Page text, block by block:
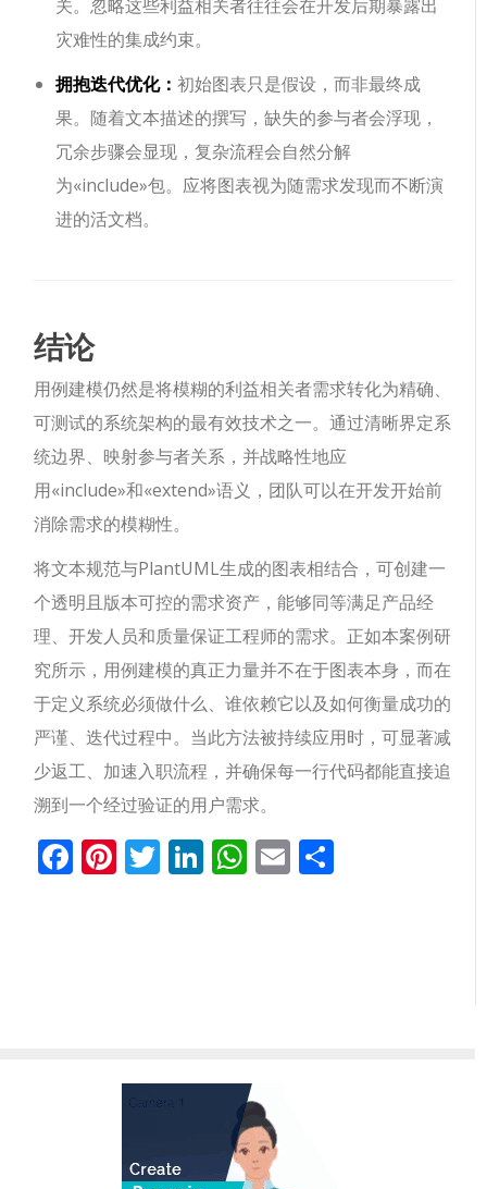
关。忽略这些利益相关者往往会在开发后期暴露出
灾难性的集成约束。
拥抱迭代优化：初始图表只是假设，而非最终成
果。随着文本描述的撰写，缺失的参与者会浮现，
冗余步骤会显现，复杂流程会自然分解
为«include»包。应将图表视为随需求发现而不断演
进的活文档。
结论
用例建模仍然是将模糊的利益相关者需求转化为精确、
可测试的系统架构的最有效技术之一。通过清晰界定系
统边界、映射参与者关系，并战略性地应
用«include»和«extend»语义，团队可以在开发开始前
消除需求的模糊性。
将文本规范与PlantUML生成的图表相结合，可创建一
个透明且版本可控的需求资产，能够同等满足产品经
理、开发人员和质量保证工程师的需求。正如本案例研
究所示，用例建模的真正力量并不在于图表本身，而在
于定义系统必须做什么、谁依赖它以及如何衡量成功的
严谨、迭代过程中。当此方法被持续应用时，可显著减
少返工、加速入职流程，并确保每一行代码都能直接追
溯到一个经过验证的用户需求。
Facebook
Pinterest
Twitter
LinkedIn
WhatsApp
Email